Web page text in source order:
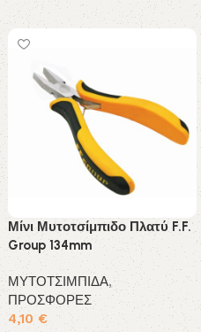
Μίνι Μυτοτσίμπιδο Πλατύ F.F.
Group 134mm
ΜΥΤΟΤΣΙΜΠΙΔΑ,
ΠΡΟΣΦΟΡΕΣ
4,10€